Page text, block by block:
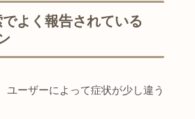
よく報告されている
ユーザーによって症状が少し違う